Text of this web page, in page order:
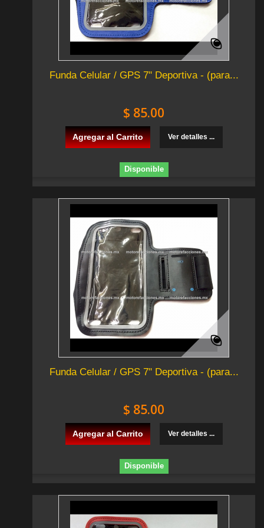
Funda Celular / GPS 7" Deportiva - (para...
$ 85.00
Agregar al Carrito Ver detalles ...
Disponible
Funda Celular / GPS 7" Deportiva - (para...
$ 85.00
Agregar al Carrito Ver detalles ...
Disponible